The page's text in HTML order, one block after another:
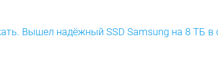
Вышел надёжный SSD Samsung на 8 ТБ в